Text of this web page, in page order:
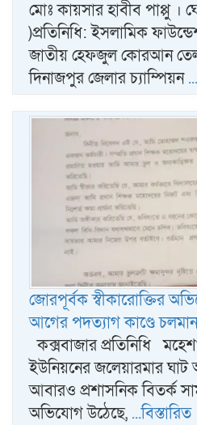
মোঃ কায়সার হাবীব পাপ্পু ‎।
)প্রতিনিধি: ইসলামিক
জাতীয় হেফজুল কোরআন
দিনাজপুর জেলার চ্যাম্পিয়ন
জোরপূর্বক স্বীকারোক্তির
আগের পদত্যাগ কাণ্ডে
কক্সবাজার প্রতিনিধি
ইউনিয়নের জলেয়ারমার ঘাট
আবারও প্রশাসনিক বিতর্ক
অভিযোগ উঠেছে, ...বিস্তারিত